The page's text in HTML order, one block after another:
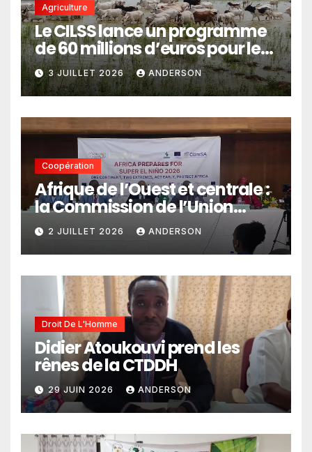
Agriculture
Le CILSS lance un programme
de 60 millions d’euros pour le
pastoralisme
3 JUILLET 2026 ANDERSON
Coopération
Afrique de l’Ouest et centrale :
la Commission de l’Union
africaine veut renforcer
l’intégration des services
climatiques dans les
politiques publiques
2 JUILLET 2026 ANDERSON
Droit De L'Homme
Didier Atoukouvi prend les
rênes de la CTDDH
29 JUIN 2026 ANDERSON